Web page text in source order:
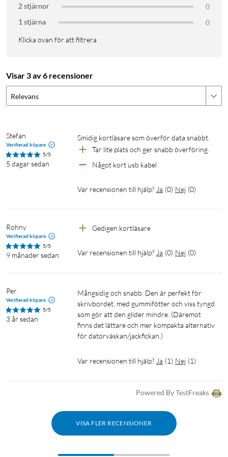
2 stjärnor
0
1 stjärna
0
Klicka ovan för att filtrera
Visar 3 av 6 recensioner
Relevans
Stefan
Verifierad köpare
5/5
5 dagar sedan
Smidig kortläsare som överför data snabbt.
Tar lite plats och ger snabb överföring.
Något kort usb kabel
Var recensionen till hjälp? Ja (0) Nej (0)
Rohny
Verifierad köpare
5/5
9 månader sedan
Gedigen kortläsare
Var recensionen till hjälp? Ja (0) Nej (0)
Per
Verifierad köpare
5/5
3 år sedan
Mångsidig och snabb. Den är perfekt för
skrivbordet, med gummifötter och viss tyngd
som gör att den glider mindre. (Däremot
finns det lättare och mer kompakta alternativ
för datorväskan/jackfickan.)
Var recensionen till hjälp? Ja (1) Nej (1)
Powered By TestFreaks
VISA FLER RECENSIONER